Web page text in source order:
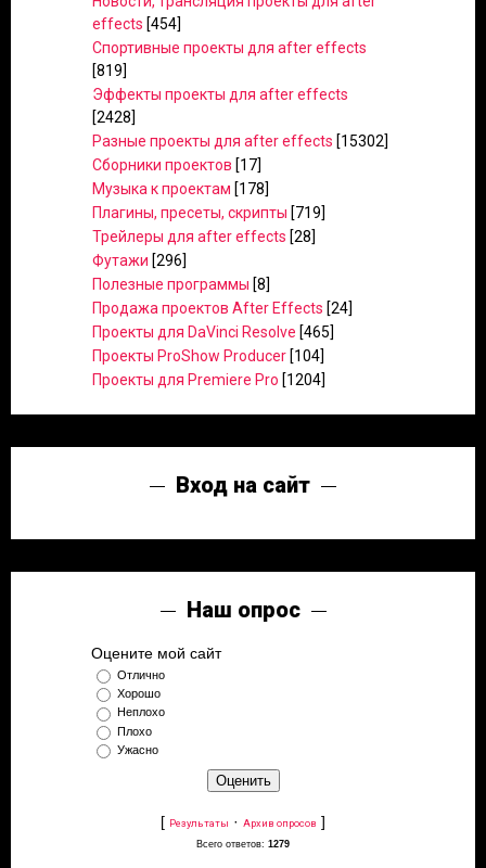
effects [454]
Спортивные проекты для after effects
[819]
Эффекты проекты для after effects
[2428]
Разные проекты для after effects [15302]
Сборники проектов [17]
Музыка к проектам [178]
Плагины, пресеты, скрипты [719]
Трейлеры для after effects [28]
Футажи [296]
Полезные программы [8]
Продажа проектов After Effects [24]
Проекты для DaVinci Resolve [465]
Проекты ProShow Producer [104]
Проекты для Premiere Pro [1204]
Вход на сайт
Наш опрос
Оцените мой сайт
Отлично
Хорошо
Неплохо
Плохо
Ужасно
[ Результаты · Архив опросов ]
Всего ответов: 1279